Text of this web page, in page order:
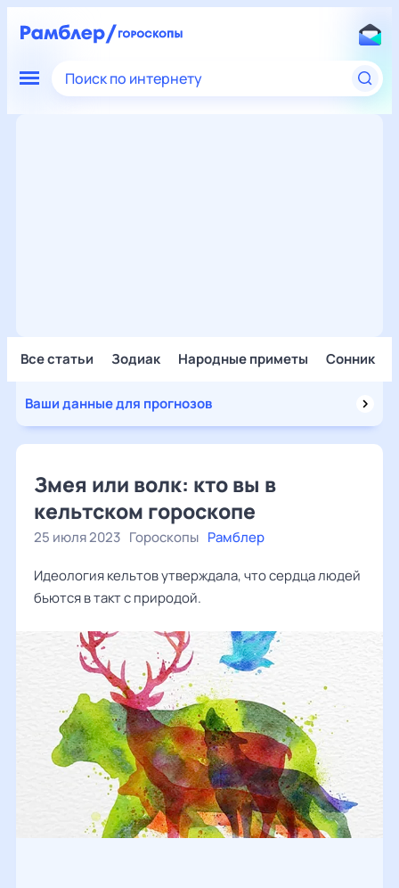
Поиск по интернету
Все статьи Зодиак Народные приметы Сонник
Ваши данные для прогнозов
Змея или волк: кто вы в
кельтском гороскопе
25 июля 2023 Гороскопы Рамблер
Идеология кельтов утверждала, что сердца людей
бьются в такт с природой.